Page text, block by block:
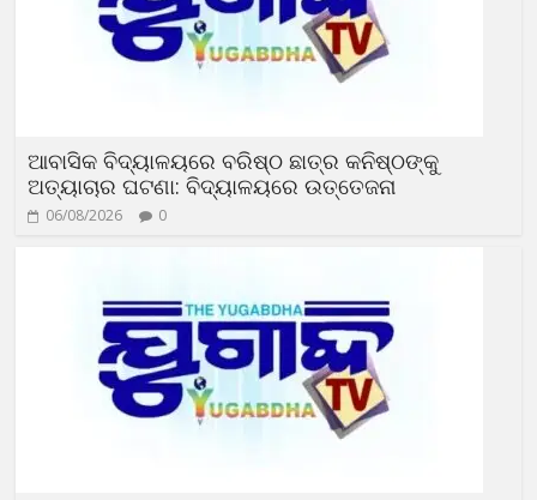
ଆବାସିକ ବିଦ୍ୟାଳୟରେ ବରିଷ୍ଠ ଛାତ୍ର କନିଷ୍ଠଙ୍କୁ
ଅତ୍ୟାଚାର ଘଟଣା: ବିଦ୍ୟାଳୟରେ ଉତ୍ତେଜନା
06/08/2026 0